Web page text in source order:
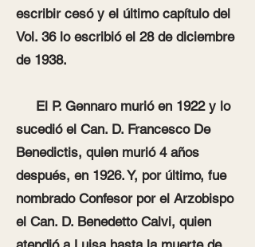
escribir cesó y el último capítulo del
Vol. 36 lo escribió el 28 de diciembre
de 1938.
El P. Gennaro murió en 1922 y lo
sucedió el Can. D. Francesco De
Benedictis, quien murió 4 años
después, en 1926. Y, por último, fue
nombrado Confesor por el Arzobispo
el Can. D. Benedetto Calvi, quien